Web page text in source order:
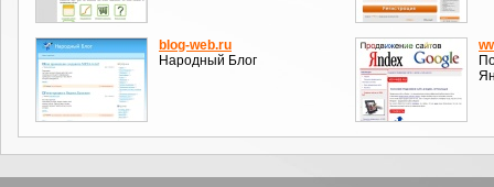
blog-web.ru
Народный Блог